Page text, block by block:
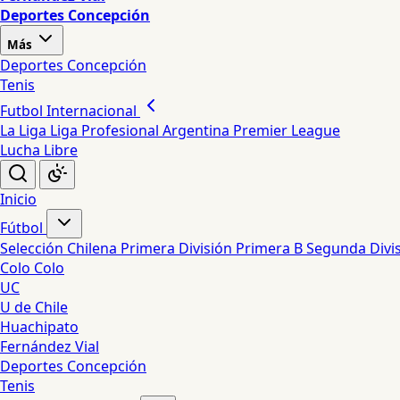
Deportes Concepción
Más
Deportes Concepción
Tenis
Futbol Internacional
La Liga Liga Profesional Argentina Premier League
Lucha Libre
Inicio
Fútbol
Selección Chilena Primera División Primera BSegunda
Colo Colo
UC
U de Chile
Huachipato
Fernández Vial
Deportes Concepción
Tenis